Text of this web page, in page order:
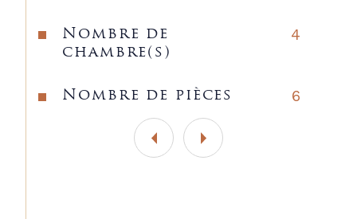
Nombre de
chambre(s)
4
Nombre de pièces 6